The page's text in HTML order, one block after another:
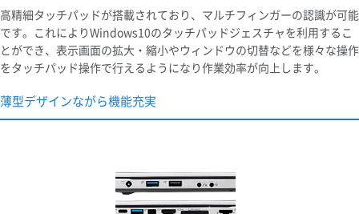
高精細タッチパッドが搭載されており、マルチフィンガーの認識が可能
です。これによりWindows10のタッチパッドジェスチャを利用するこ
とができ、表示画面の拡大・縮小やウィンドウの切替などを様々な操作
をタッチパッド操作で行えるようになり作業効率が向上します。
薄型デザインながら機能充実